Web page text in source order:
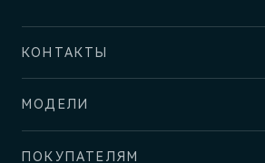
M7Представительский кроссовер
КОНТАКТЫ
Волгоград, проспект имени В.И.
МОДЕЛИ
ПОКУПАТЕЛЯМ